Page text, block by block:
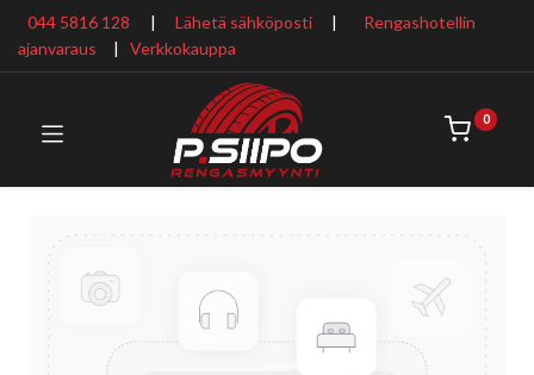
044 5816 128 | Lähetä sähköposti |
Rengashotellin
ajanvaraus
​ | Verkkokauppa
0